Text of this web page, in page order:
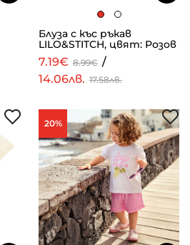
Блуза с къс ръкав
LILO&STITCH, цвят: Розов
7.19€ 8.99€ /
14.06лв. 17.58лв.
20%